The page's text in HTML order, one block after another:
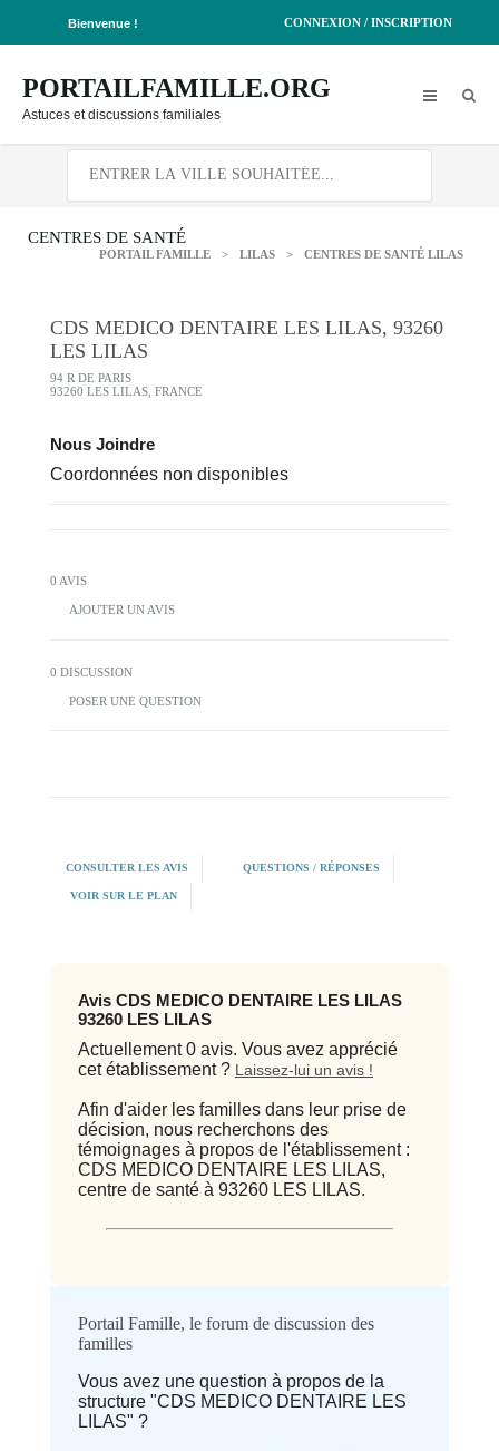
Bienvenue ! CONNEXION / INSCRIPTION
PORTAILFAMILLE.ORG
Astuces et discussions familiales
CENTRES DE SANTÉ
PORTAIL FAMILLE > LILAS > CENTRES DE SANTÉ LILAS
CDS MEDICO DENTAIRE LES LILAS, 93260
LES LILAS
94 R DE PARIS
93260 LES LILAS, FRANCE
Nous Joindre
Coordonnées non disponibles
0 AVIS
AJOUTER UN AVIS
0 DISCUSSION
POSER UNE QUESTION
CONSULTER LES AVIS QUESTIONS / RÉPONSES
VOIR SUR LE PLAN
Avis CDS MEDICO DENTAIRE LES LILAS
93260 LES LILAS
Actuellement 0 avis. Vous avez apprécié
cet établissement ? Laissez-lui un avis !
Afin d'aider les familles dans leur prise de
décision, nous recherchons des
témoignages à propos de l'établissement :
CDS MEDICO DENTAIRE LES LILAS,
centre de santé à 93260 LES LILAS.
Avis
⭐ Qualité
Portail Famille, le forum de discussion des
familles
Vous avez une question à propos de la
structure "CDS MEDICO DENTAIRE LES
LILAS" ?